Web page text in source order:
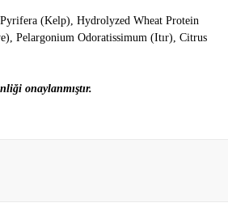
(Kelp), Hydrolyzed Wheat Protein
Pelargonium Odoratissimum (Itır), Citrus
onaylanmıştır.